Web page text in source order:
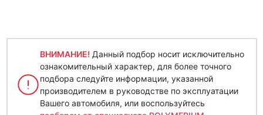
ВНИМАНИЕ! Данный подбор носит исключительно
ознакомительный характер, для более точного
подбора следуйте информации, указанной
производителем в руководстве по эксплуатации
Вашего автомобиля, или воспользуйтесь